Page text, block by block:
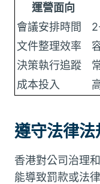
運營面向
會議安排時間
文件整理效率
決策執行追蹤
成本投入
遵守法律法
香港對公司治理
能導致罰款或法